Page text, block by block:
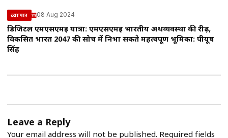
व्यापार 08 Aug 2024
डिजिटल एमएसएमई यात्रा: एमएसएमई भारतीय अर्थव्यवस्था की रीढ़,
विकसित भारत 2047 की सोच में निभा सकते महत्वपूर्ण भूमिका: पीयूष
सिंह
Leave a Reply
Your email address will not be published. Required fields